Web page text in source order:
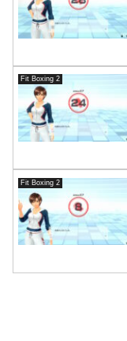
Fit Boxing 2
Fit Boxing 2